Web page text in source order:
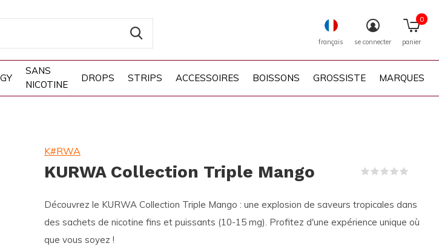
SANS
NICOTINE
DROPS STRIPS ACCESSOIRES BOISSONS GROSSISTE MARQUES
français se connecter panier
0
K#RWA
KURWA Collection Triple Mango
Découvrez le KURWA Collection Triple Mango : une explosion de saveurs tropicales dans
des sachets de nicotine fins et puissants (10-15 mg). Profitez d'une expérience unique où
que vous soyez !